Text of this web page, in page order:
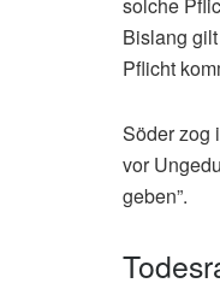
Bislang
Pflicht
Söder zog
vor
geben”.